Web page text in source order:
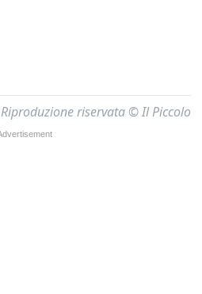
Riproduzione riservata © Il Piccolo